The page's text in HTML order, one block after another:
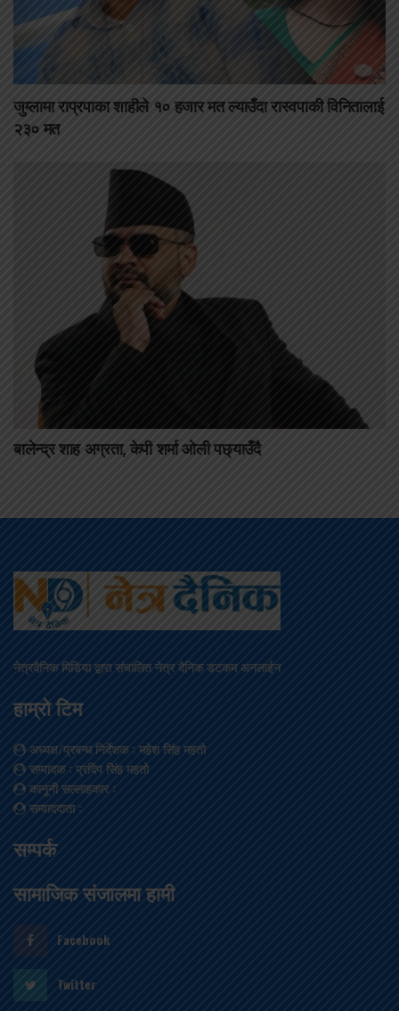
जुम्लामा राप्रपाका शाहीले १० हजार मत ल्याउँदा रास्वपाकी विनितालाई
२३० मत
बालेन्द्र शाह अग्रता, केपी शर्मा ओली पछ्याउँदै
नेत्रदैनिक मिडिया द्वारा संचालित नेत्र दैनिक डटकम अनलाईन
हाम्रो टिम
अध्यक्ष/प्रबन्ध निर्देशक: महेश सिंह महतो
सम्पादक: प्रदिप सिंह महतो
कानूनी सल्लाहकार:
सम्वाददाता:
सम्पर्क
सामाजिक संजालमा हामी
Facebook
Twitter